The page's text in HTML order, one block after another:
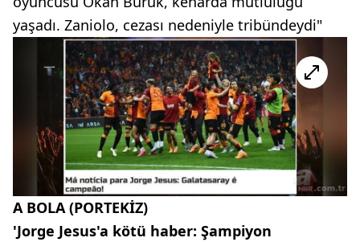
yaşadı. Zaniolo, cezası nedeniyle tribündeydi"
A BOLA (PORTEKİZ)
'Jorge Jesus'a kötü haber: Şampiyon